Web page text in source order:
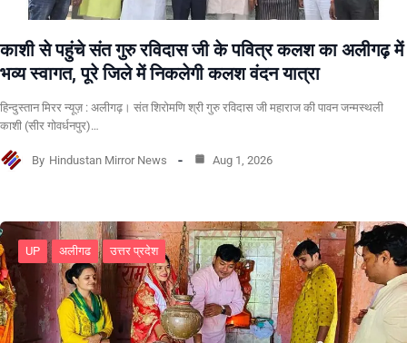
काशी से पहुंचे संत गुरु रविदास जी के पवित्र कलश का अलीगढ़ में
भव्य स्वागत, पूरे जिले में निकलेगी कलश वंदन यात्रा
हिन्दुस्तान मिरर न्यूज़ : अलीगढ़। संत शिरोमणि श्री गुरु रविदास जी महाराज की पावन जन्मस्थली
काशी (सीर गोवर्धनपुर)…
By Hindustan Mirror News Aug 1, 2026
UP अलीगढ उत्तर प्रदेश